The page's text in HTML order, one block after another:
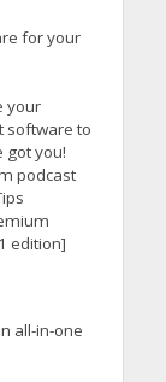
for your
your
software to
got you!
podcast
edition]
all-in-one